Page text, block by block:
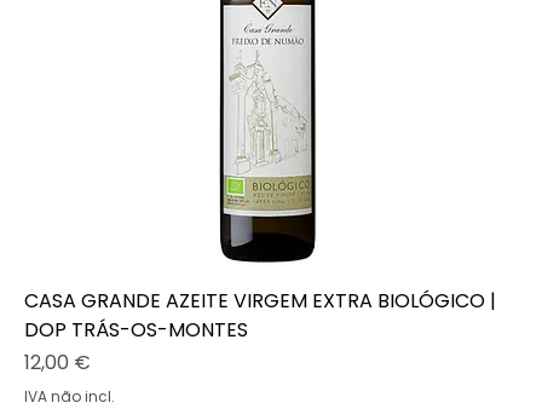
CASA GRANDE AZEITE VIRGEM EXTRA BIOLÓGICO |
DOP TRÁS-OS-MONTES
Preço
12,00 €
IVA não incl.